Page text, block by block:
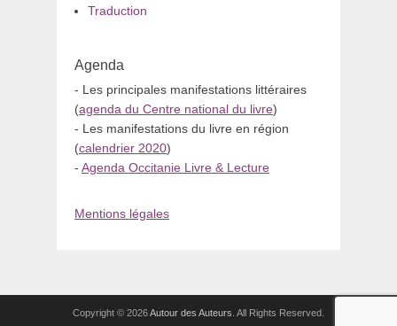
Traduction
Agenda
- Les principales manifestations littéraires
(agenda du Centre national du livre)
- Les manifestations du livre en région
(calendrier 2020)
- Agenda Occitanie Livre & Lecture
Mentions légales
Copyright © 2026Autour des Auteurs . All Rights Reserved.